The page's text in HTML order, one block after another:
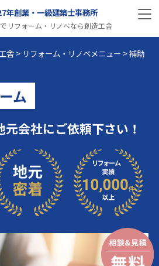
年創業・一級建築士事務所
リフォーム・リノベなら創造工舎
舎> リフォーム・リノベメニュー >補助
ム
会社にご依頼下さい！